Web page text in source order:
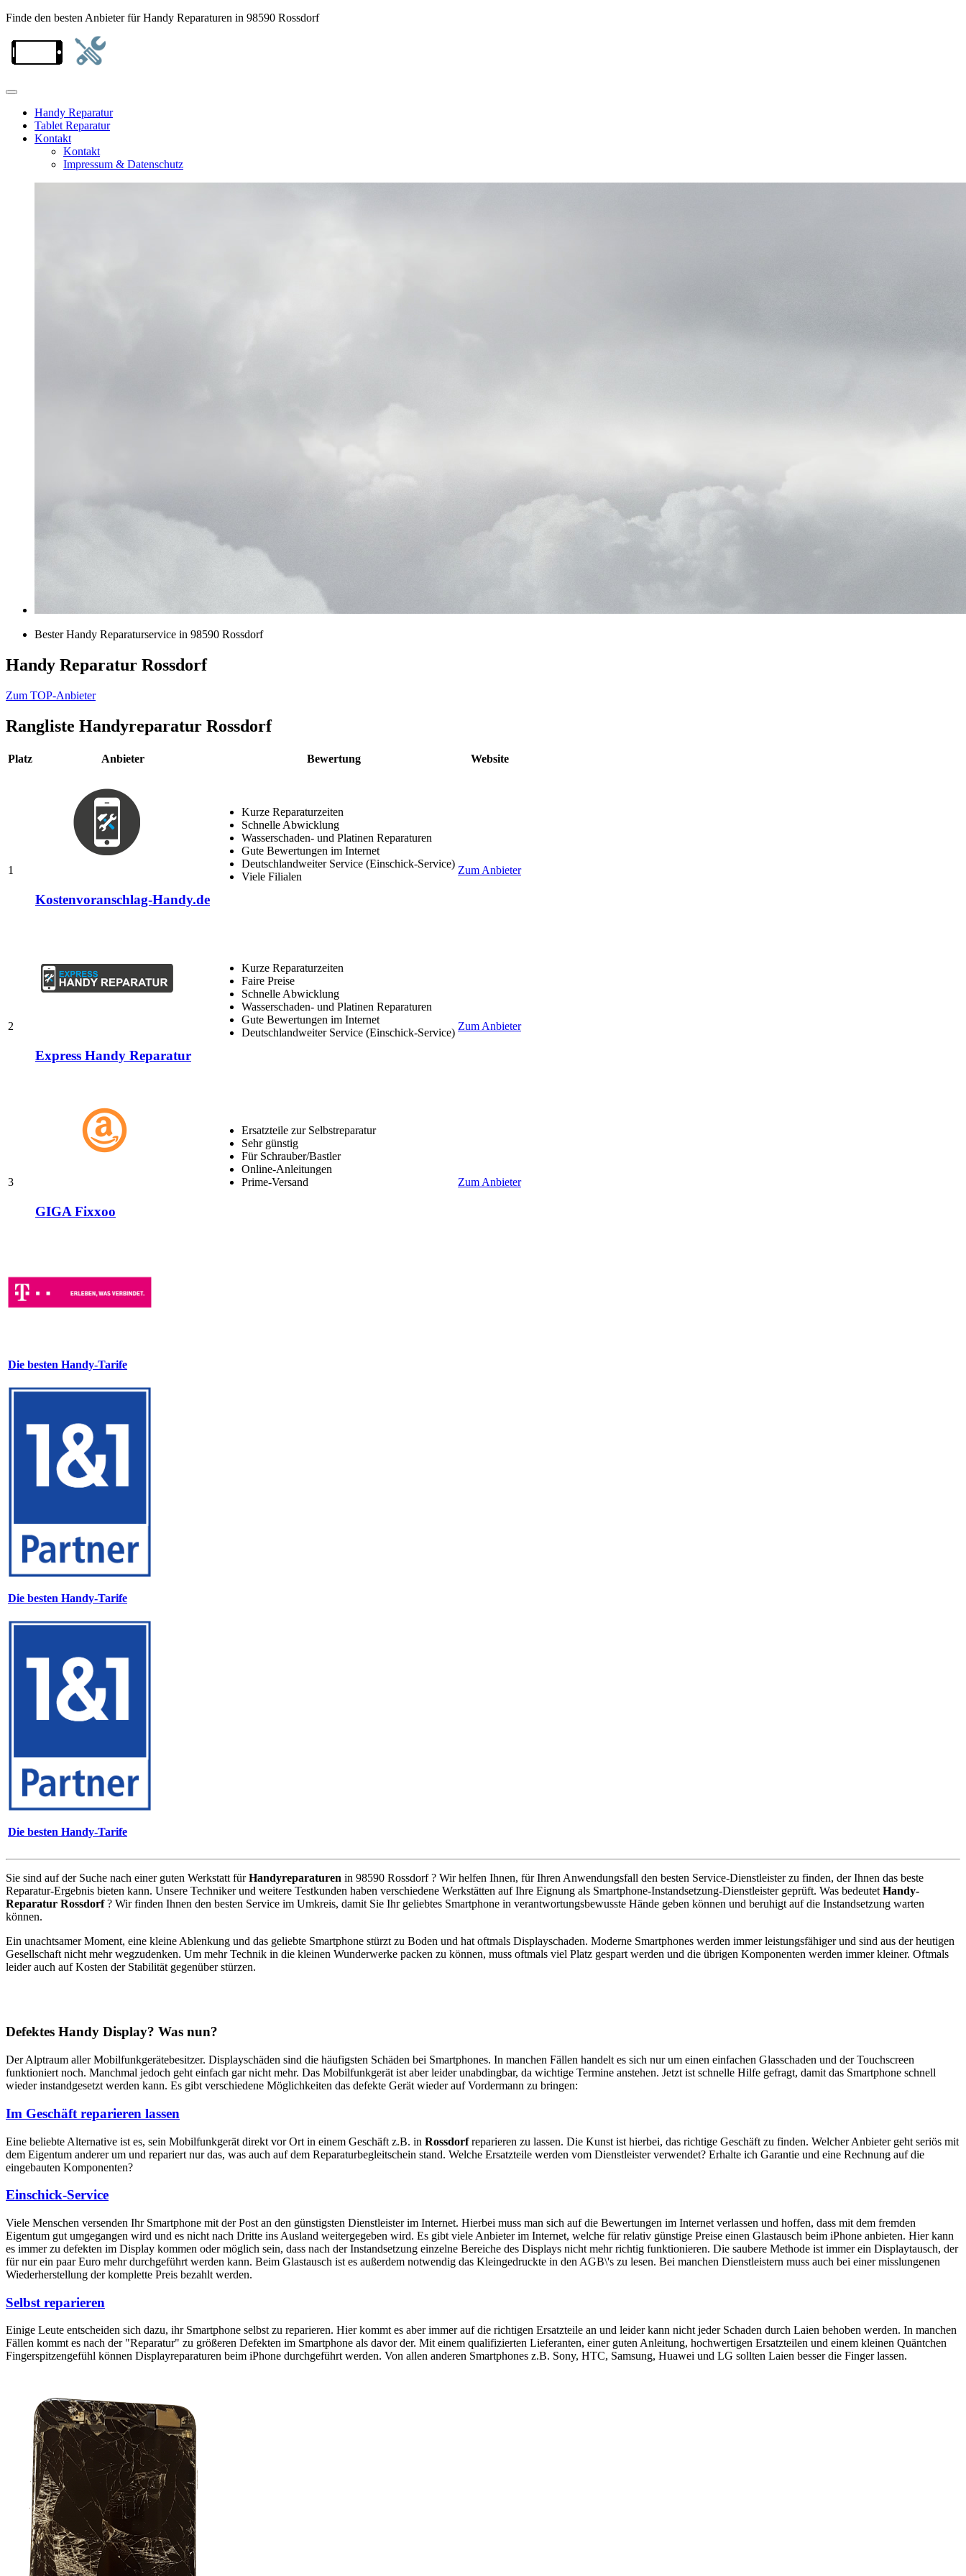
Finde den besten Anbieter für Handy Reparaturen in 98590 Rossdorf
Handy Reparatur
Tablet Reparatur
Kontakt
Kontakt
Impressum & Datenschutz
Bester Handy Reparaturservice in 98590 Rossdorf
Handy Reparatur Rossdorf
Zum TOP-Anbieter
Rangliste Handyreparatur Rossdorf
Platz Anbieter Bewertung Website
1
Kostenvoranschlag-Handy.de
Kurze Reparaturzeiten
Schnelle Abwicklung
Wasserschaden- und Platinen Reparaturen
Gute Bewertungen im Internet
Deutschlandweiter Service (Einschick-Service)
Viele Filialen
Zum Anbieter
2
Express Handy Reparatur
Kurze Reparaturzeiten
Faire Preise
Schnelle Abwicklung
Wasserschaden- und Platinen Reparaturen
Gute Bewertungen im Internet
Deutschlandweiter Service (Einschick-Service)
Zum Anbieter
3
GIGA Fixxoo
Ersatzteile zur Selbstreparatur
Sehr günstig
Für Schrauber/Bastler
Online-Anleitungen
Prime-Versand
Zum Anbieter
Die besten Handy-Tarife
Die besten Handy-Tarife
Die besten Handy-Tarife
Sie sind auf der Suche nach einer guten Werkstatt fürHandyreparaturen in 98590 Rossdorf ? Wir helfen Ihnen, für Ihren Anwendungsfall den besten Service-Dienstleister zu finden, der Ihnen das beste
Reparatur-Ergebnis bieten kann. Unsere Techniker und weitere Testkunden haben verschiedene Werkstätten auf Ihre Eignung als Smartphone-Instandsetzung-Dienstleister geprüft. Was bedeutet Handy-
Reparatur Rossdorf? Wir finden Ihnen den besten Service im Umkreis, damit Sie Ihr geliebtes Smartphone in verantwortungsbewusste Hände geben können und beruhigt auf die Instandsetzung warten
können.
Ein unachtsamer Moment, eine kleine Ablenkung und das geliebte Smartphone stürzt zu Boden und hat oftmals Displayschaden. Moderne Smartphones werden immer leistungsfähiger und sind aus der heutigen
Gesellschaft nicht mehr wegzudenken. Um mehr Technik in die kleinen Wunderwerke packen zu können, muss oftmals viel Platz gespart werden und die übrigen Komponenten werden immer kleiner. Oftmals
leider auch auf Kosten der Stabilität gegenüber stürzen.
Defektes Handy Display? Was nun?
Der Alptraum aller Mobilfunkgerätebesitzer. Displayschäden sind die häufigsten Schäden bei Smartphones. In manchen Fällen handelt es sich nur um einen einfachen Glasschaden und der Touchscreen
funktioniert noch. Manchmal jedoch geht einfach gar nicht mehr. Das Mobilfunkgerät ist aber leider unabdingbar, da wichtige Termine anstehen. Jetzt ist schnelle Hilfe gefragt, damit das Smartphone schnell
wieder instandgesetzt werden kann. Es gibt verschiedene Möglichkeiten das defekte Gerät wieder auf Vordermann zu bringen:
Im Geschäft reparieren lassen
Eine beliebte Alternative ist es, sein Mobilfunkgerät direkt vor Ort in einem Geschäft z.B. in Rossdorfreparieren zu lassen. Die Kunst ist hierbei, das richtige Geschäft zu finden. Welcher Anbieter geht seriös mit
dem Eigentum anderer um und repariert nur das, was auch auf dem Reparaturbegleitschein stand. Welche Ersatzteile werden vom Dienstleister verwendet? Erhalte ich Garantie und eine Rechnung auf die
eingebauten Komponenten?
Einschick-Service
Viele Menschen versenden Ihr Smartphone mit der Post an den günstigsten Dienstleister im Internet. Hierbei muss man sich auf die Bewertungen im Internet verlassen und hoffen, dass mit dem fremden
Eigentum gut umgegangen wird und es nicht nach Dritte ins Ausland weitergegeben wird. Es gibt viele Anbieter im Internet, welche für relativ günstige Preise einen Glastausch beim iPhone anbieten. Hier kann
es immer zu defekten im Display kommen oder möglich sein, dass nach der Instandsetzung einzelne Bereiche des Displays nicht mehr richtig funktionieren. Die saubere Methode ist immer ein Displaytausch, der
für nur ein paar Euro mehr durchgeführt werden kann. Beim Glastausch ist es außerdem notwendig das Kleingedruckte in den AGB\'s zu lesen. Bei manchen Dienstleistern muss auch bei einer misslungenen
Wiederherstellung der komplette Preis bezahlt werden.
Selbst reparieren
Einige Leute entscheiden sich dazu, ihr Smartphone selbst zu reparieren. Hier kommt es aber immer auf die richtigen Ersatzteile an und leider kann nicht jeder Schaden durch Laien behoben werden. In manchen
Fällen kommt es nach der "Reparatur" zu größeren Defekten im Smartphone als davor der. Mit einem qualifizierten Lieferanten, einer guten Anleitung, hochwertigen Ersatzteilen und einem kleinen Quäntchen
Fingerspitzengefühl können Displayreparaturen beim iPhone durchgeführt werden. Von allen anderen Smartphones z.B. Sony, HTC, Samsung, Huawei und LG sollten Laien besser die Finger lassen.